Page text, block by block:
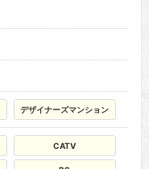
デザイナーズマンション
CATV